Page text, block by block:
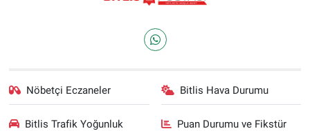
Nöbetçi Eczaneler Bitlis Hava Durumu
Bitlis Trafik Yoğunluk
Puan Durumu ve Fikstür